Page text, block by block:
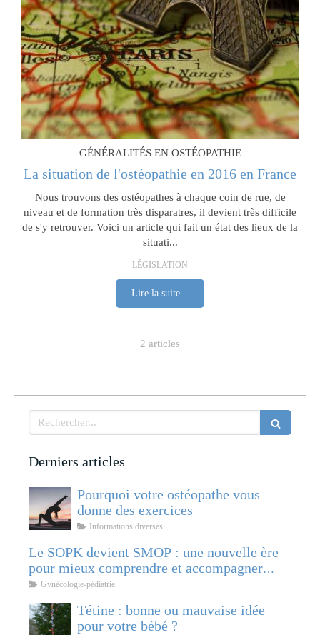
GÉNÉRALITÉS EN OSTÉOPATHIE
La situation de l'ostéopathie en 2016 en France
Nous trouvons des ostéopathes à chaque coin de rue, de
niveau et de formation très disparatres, il devient très difficile
de s'y retrouver. Voici un article qui fait un état des lieux de la
situati...
LÉGISLATION
Lire la suite...
2 articles
Rechercher
Derniers articles
Pourquoi votre ostéopathe vous
donne des exercices
Informations diverses
Le SOPK devient SMOP : une nouvelle ère
pour mieux comprendre et accompagner
cette pathologie féminine
Gynécologie-pédiatrie
Tétine : bonne ou mauvaise idée
pour votre bébé ?